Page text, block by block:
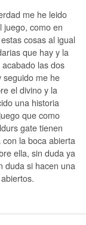
me he leido
juego, como en
cosas al igual
que hay y la
las dos
seguido me he
el divino y la
una historia
que como
gate tienen
la boca abierta
ella, sin duda ya
duda si hacen una